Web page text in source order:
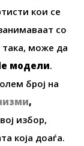
кои се
со
така, може да
модели.
број на
,
избор,
која доаѓа.